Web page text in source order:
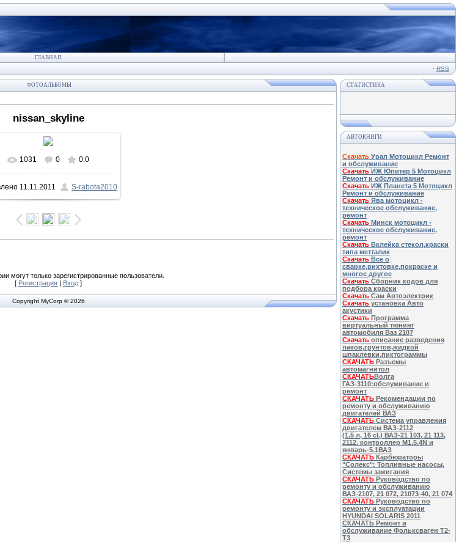
ГЛАВНАЯ
· RSS
ФОТОАЛЬБОМЫ
nissan_skyline
1031 0 0.0
11.11.2011 S-rabota2010
могут только зарегистрированные пользователи.
[ Регистрация | Вход ]
Copyright MyCorp © 2026
СТАТИСТИКА
АВТОКНИГИ
Скачать Урал Мотоцикл Ремонт
и обслуживание
Скачать ИЖ Юпитер 5 Мотоцикл
Ремонт и обслуживание
Скачать ИЖ Планета 5 Мотоцикл
Ремонт и обслуживание
Скачать Ява мотоцикл -
техническое обслуживание,
ремонт
Скачать Минск мотоцикл -
техническое обслуживание,
ремонт
Скачать Вклейка стекол,краски
типа метталик
Скачать Все о
сварке,рихтовке,покраске и
многое другое
Скачать Сборник кодов для
подбора краски
Скачать Сам Автоэлектрик
Скачать установка Авто
акустики
Скачать Программа
виртуальный тюнинг
автомобиля Ваз 2107
Скачать описание разведения
лаков,грунтов,жидкой
шпаклевки,пиктограммы
СКАЧАТЬ Разъемы
автомагнитол
СКАЧАТЬВолга
ГАЗ-3110:обслуживание и
ремонт
СКАЧАТЬ Рекомендации по
ремонту и обслуживанию
двигателей ВАЗ
СКАЧАТЬ Система управления
двигателем ВАЗ-2112
(1.5 л, 16 cl.) ВАЗ-21 103, 21 113,
2112. контроллер M1.5.4N и
январь-5.1ВАЗ
СКАЧАТЬ Карбюраторы
"Солекс": Топливные насосы,
Системы зажигания
СКАЧАТЬ Руководство по
ремонту и обслуживанию
ВАЗ-2107, 21 072, 21073-40, 21 074
СКАЧАТЬ Руководство по
ремонту и эксплуатации
HYUNDAI SOLARIS 2011
СКАЧАТЬ Ремонт и
обслуживание Фольксваген Т2-
Т3